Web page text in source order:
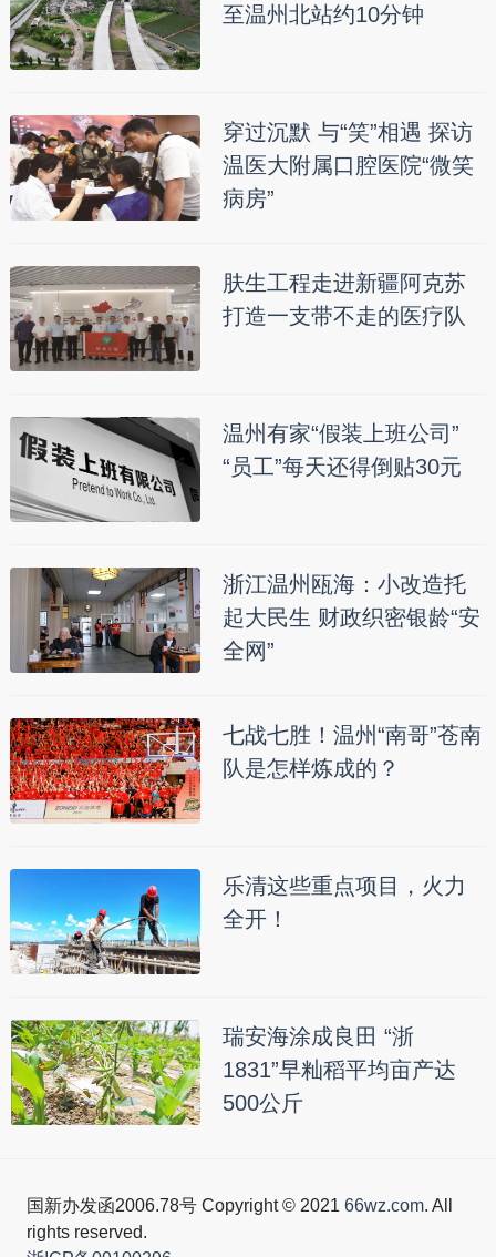
至温州北站约10分钟
穿过沉默 与“笑”相遇 探访
温医大附属口腔医院“微笑
病房”
肤生工程走进新疆阿克苏
打造一支带不走的医疗队
温州有家“假装上班公司”
“员工”每天还得倒贴30元
浙江温州瓯海：小改造托
起大民生 财政织密银龄“安
全网”
七战七胜！温州“南哥”苍南
队是怎样炼成的？
乐清这些重点项目，火力
全开！
瑞安海涂成良田 “浙
1831”早籼稻平均亩产达
500公斤
国新办发函2006.78号 Copyright © 2021 66wz.com. All
rights reserved.